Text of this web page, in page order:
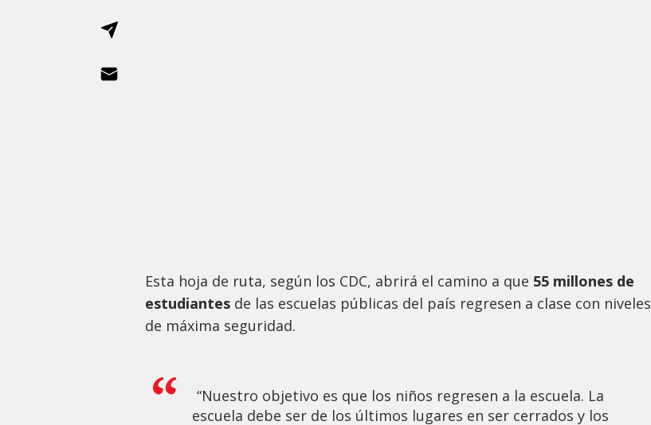
Esta hoja de ruta, según los CDC, abrirá el camino a que 55 millones de
estudiantes de las escuelas públicas del país regresen a clase con niveles
de máxima seguridad.
“Nuestro objetivo es que los niños regresen a la escuela. La
escuela debe ser de los últimos lugares en ser cerrados y los